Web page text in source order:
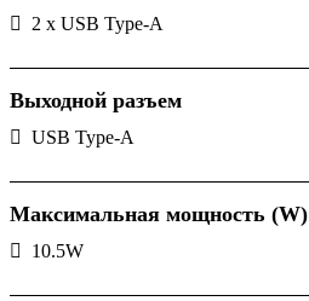
2 x USB Type-A
Выходной разъем
USB Type-A
Максимальная мощность (W)
10.5W